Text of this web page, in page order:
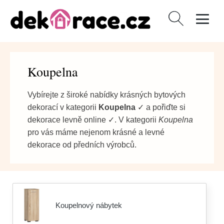
Vyhledávání
Koupelna
Vybírejte z široké nabídky krásných bytových
dekorací v kategorii Koupelna ✓ a pořiďte si
dekorace levně online ✓. V kategorii Koupelna
pro vás máme nejenom krásné a levné
dekorace od předních výrobců.
Koupelnový nábytek